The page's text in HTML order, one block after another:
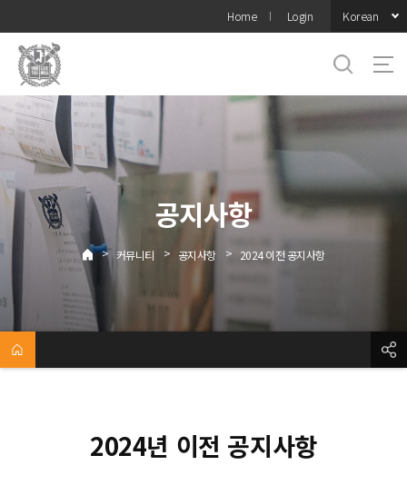
메뉴
Home Login Korean
공지사항
> 커뮤니티 > 공지사항 > 2024 이전 공지사항
2024년 이전 공지사항